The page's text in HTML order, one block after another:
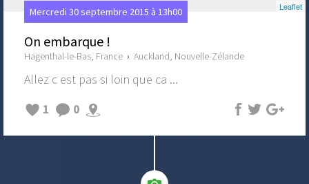
Leaflet
Mercredi 30 septembre 2015 à 13h00
On embarque !
Hagenthal-le-Bas, France › Auckland, Nouvelle-Zélande
Allez c est pas si loin que ca ...
1
0